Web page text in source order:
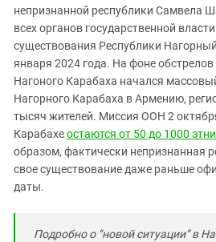
непризнанной республики Самвела
всех органов государственной
существования Республики
января 2024 года. На фоне
Нагоного Карабаха начался
Нагорного Карабаха в Армению,
тысяч жителей. Миссия ООН 2
Карабахеостаются от 50 до 1000
образом, фактически непризнанная
свое существование даже раньше
даты.
Подробно о “новой ситуации” в